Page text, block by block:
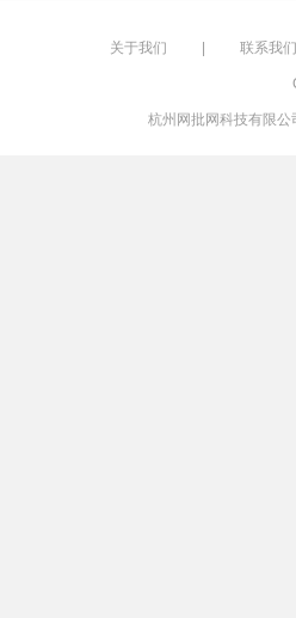
关于我们 联系我们
杭州网批网科技有限